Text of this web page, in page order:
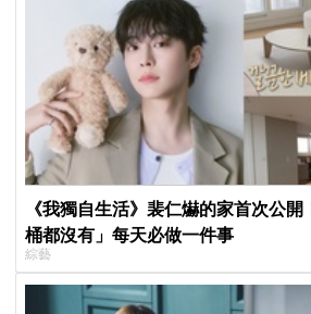
《我獨自生活》裴仁爀的家首次公
桶都沒有」每天必做一件事
綜藝